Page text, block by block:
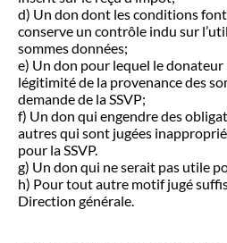
d) Un don dont les conditions
conserve un contrôle indu sur
sommes données;
e) Un don pour lequel le
légitimité de la provenance des
demande de la SSVP;
f) Un don qui engendre des
autres qui sont jugées
pour la SSVP.
g) Un don qui ne serait pas utile
h) Pour tout autre motif jugé
Direction générale.